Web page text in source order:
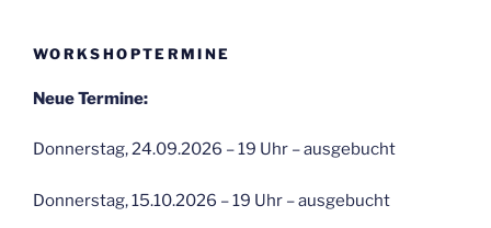
WORKSHOPTERMINE
Neue Termine:
Donnerstag, 24.09.2026 – 19 Uhr – ausgebucht
Donnerstag, 15.10.2026 – 19 Uhr – ausgebucht